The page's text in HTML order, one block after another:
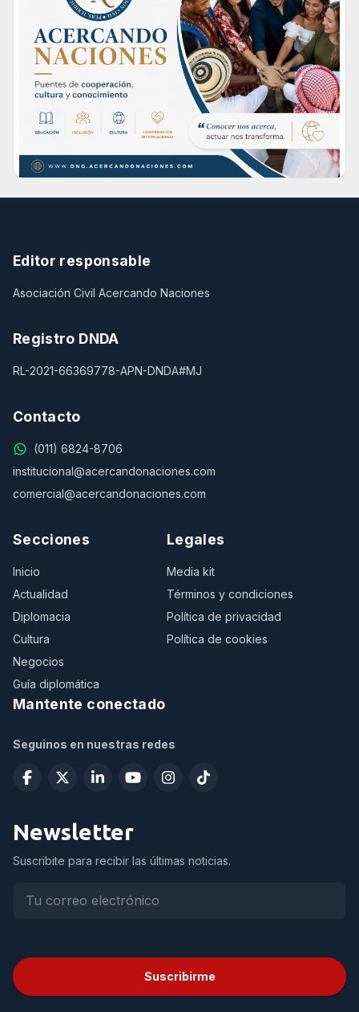
Editor responsable
Asociación Civil Acercando Naciones
Registro DNDA
RL-2021-66369778-APN-DNDA#MJ
Contacto
(011) 6824-8706
institucional@acercandonaciones.com
comercial@acercandonaciones.com
Secciones
Inicio
Actualidad
Diplomacia
Cultura
Negocios
Guía diplomática
Legales
Media kit
Términos y condiciones
Política de privacidad
Política de cookies
Mantente conectado
Seguinos en nuestras redes
Newsletter
Suscribite para recibir las últimas noticias.
Suscribirme